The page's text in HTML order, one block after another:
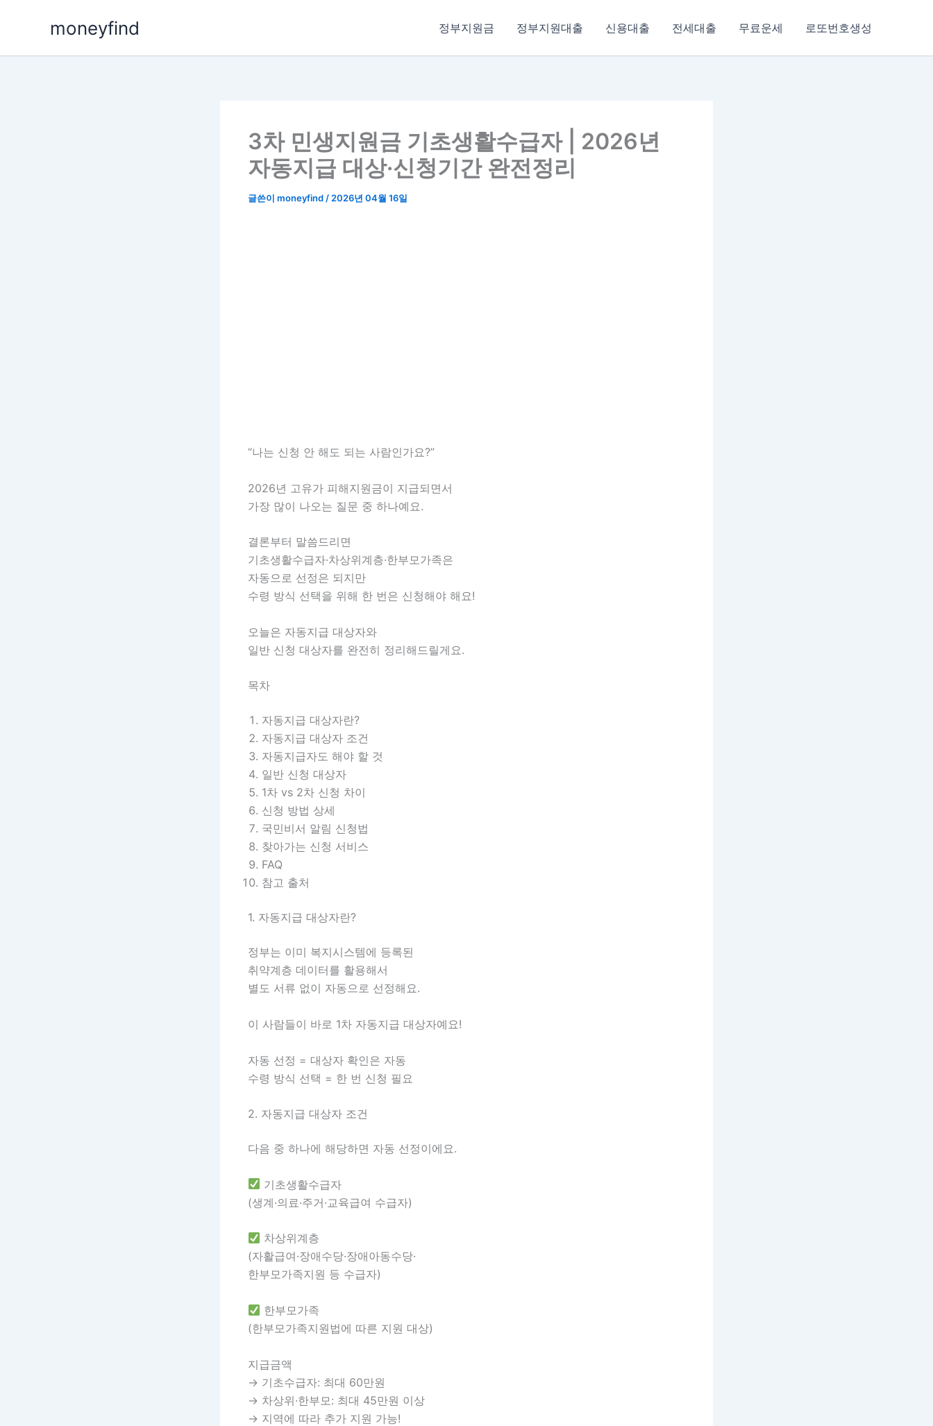
moneyfind 정부지원금 정부지원대출 신용대출 전세대출 무료운세 로또번호생성
3차 민생지원금 기초생활수급자 | 2026년
자동지급 대상·신청기간 완전정리
글쓴이 moneyfind / 2026년 04월 16일
“나는 신청 안 해도 되는 사람인가요?”
2026년 고유가 피해지원금이 지급되면서
가장 많이 나오는 질문 중 하나예요.
결론부터 말씀드리면
기초생활수급자·차상위계층·한부모가족은
자동으로 선정은 되지만
수령 방식 선택을 위해 한 번은 신청해야 해요!
오늘은 자동지급 대상자와
일반 신청 대상자를 완전히 정리해드릴게요.
목차
자동지급 대상자란?
자동지급 대상자 조건
자동지급자도 해야 할 것
일반 신청 대상자
1차 vs 2차 신청 차이
신청 방법 상세
국민비서 알림 신청법
찾아가는 신청 서비스
FAQ
참고 출처
1. 자동지급 대상자란?
정부는 이미 복지시스템에 등록된
취약계층 데이터를 활용해서
별도 서류 없이 자동으로 선정해요.
이 사람들이 바로 1차 자동지급 대상자예요!
자동 선정 = 대상자 확인은 자동
수령 방식 선택 = 한 번 신청 필요
2. 자동지급 대상자 조건
다음 중 하나에 해당하면 자동 선정이에요.
기초생활수급자
(생계·의료·주거·교육급여 수급자)
차상위계층
(자활급여·장애수당·장애아동수당·
한부모가족지원 등 수급자)
한부모가족
(한부모가족지원법에 따른 지원 대상)
지급금액
→ 기초수급자: 최대 60만원
→ 차상위·한부모: 최대 45만원 이상
→ 지역에 따라 추가 지원 가능!